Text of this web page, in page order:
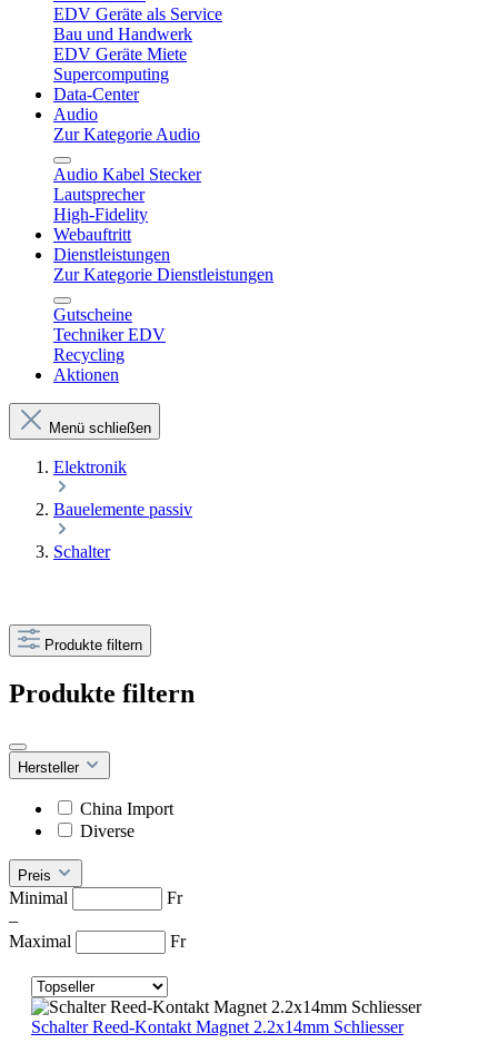
EDV Geräte als Service
Bau und Handwerk
EDV Geräte Miete
Supercomputing
Data-Center
Audio
Zur Kategorie Audio
Audio Kabel Stecker
Lautsprecher
High-Fidelity
Webauftritt
Dienstleistungen
Zur Kategorie Dienstleistungen
Gutscheine
Techniker EDV
Recycling
Aktionen
Menü schließen
Elektronik
Bauelemente passiv
Schalter
Produkte filtern
Produkte filtern
Hersteller
China Import
Diverse
Preis
Minimal
Fr
–
Maximal
Fr
Schalter Reed-Kontakt Magnet 2.2x14mm Schliesser